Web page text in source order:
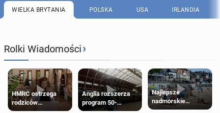
WIELKA BRYTANIA POLSKA USA IRLANDIA
Rolki Wiadomości›
HMRC ostrzega
rodziców
pobierających Child
Anglia rozszerza
program 50-
procentowych
Najlepsze
nadmorskie
miasteczko blisko